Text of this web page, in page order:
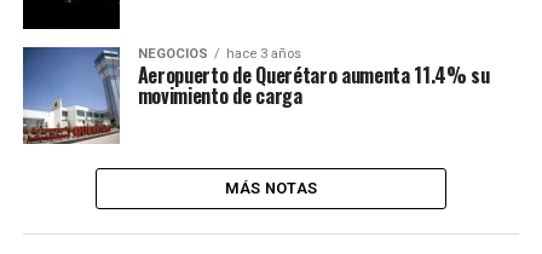
NEGOCIOS hace 3 años
Aeropuerto de Querétaro aumenta 11.4% su
movimiento de carga
MÁS NOTAS